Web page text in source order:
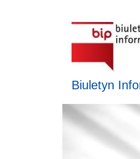
Biuletyn